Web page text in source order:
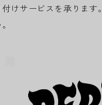
けサービスを承ります。